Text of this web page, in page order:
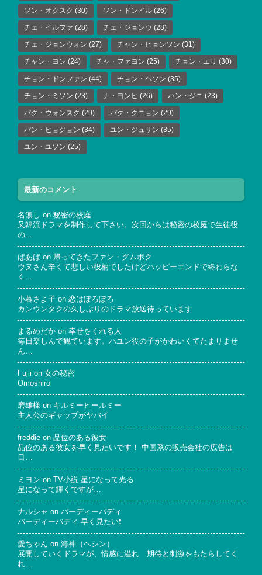
ソン・オクスク (30) ソン・ドンイル (26)
チェ・イルファ (28) チェ・ジョンウ (28)
チェ・ジョンウォン (27) チャン・ヒョンソン (31)
チャン・ヨン (24) チャ・ファヨン (25) チョン・エリ (30)
チョン・ドンファン (44) チョン・ヘソン (35)
チョン・ミソン (23) ナ・ヨンヒ (26) ハン・ジニ (23)
パク・ウォンスク (29) パク・クニョン (29)
パン・ヒョジョン (34) ユン・ジュサン (35)
ユン・ユソン (25)
最新のコメント
名無し on 秘密の校庭
又韓流ドラマを制作して下さい。次回からは秘密の校庭で生徒役
の…
ばあば on 帰ってきたファン・グムボク
ウヌさん辛くて悲しい役柄でしたけどハッピーエンドで終わらな
く…
小暮さよ子 on 恋はぽろぽろ
カンウンタクの久しぶりのドラマ放送待っています
まるめだか on 幸せをくれる人
毎日楽しんで観ています。ハユン役の子がかわいくてたまりませ
ん…
Fujii on 女の秘密
Omoshiroi
磨雄様 on キルミーヒールミー
主人公のギャップがヤバイ
freddie on 品位のある彼女
品位のある彼女を早く見たいです！ 中国系の販売会社の広告は
目…
ミヨン on
TV小説 星になって光る
星になって輝くですが…
ナルシャ on バーディーバディ
バーディーバディ 早く見たい❗
愛ちゃん on 海神（ヘシン）
展開していくドラマが、情感に溢れ 期待と刺激をもたらしてく
れ…